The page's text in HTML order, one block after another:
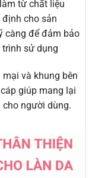
từ chất liệu
cho sản
càng để đảm bảo
sử dụng
và khung bên
giúp mang lại
người dùng.